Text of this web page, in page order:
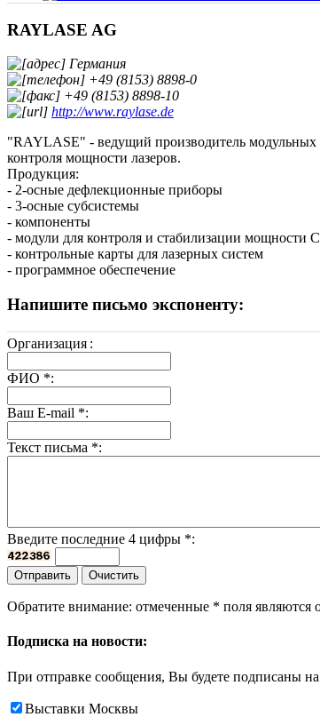
RAYLASE AG
Германия
+49 (8153) 8898-0
+49 (8153) 8898-10
http://www.raylase.de
"RAYLASE" - ведущий производитель модульных
контроля мощности лазеров.
Продукция:
- 2-осные дефлекционные приборы
- 3-осные субсистемы
- компоненты
- модули для контроля и стабилизации мощности
- контрольные карты для лазерных систем
- программное обеспечение
Напишите письмо экспоненту:
Организация :
ФИО *:
Ваш E-mail *:
Текст письма *:
Введите последние 4 цифры *:
Обратите внимание: отмеченные * поля являются
Подписка на новости:
При отправке сообщения, Вы будете подписаны
Выставки Москвы